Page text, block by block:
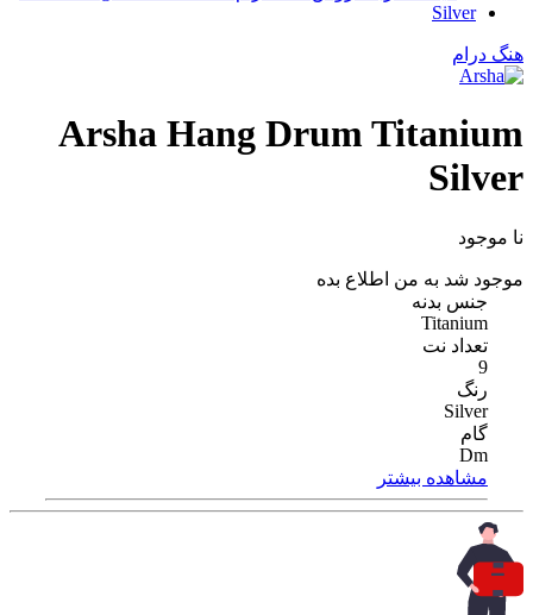
هنگ درام
Arsha Hang Drum Titanium
Silver
نا موجود
موجود شد به من اطلاع بده
جنس بدنه
Titanium
تعداد نت
9
رنگ
Silver
گام
Dm
مشاهده بیشتر